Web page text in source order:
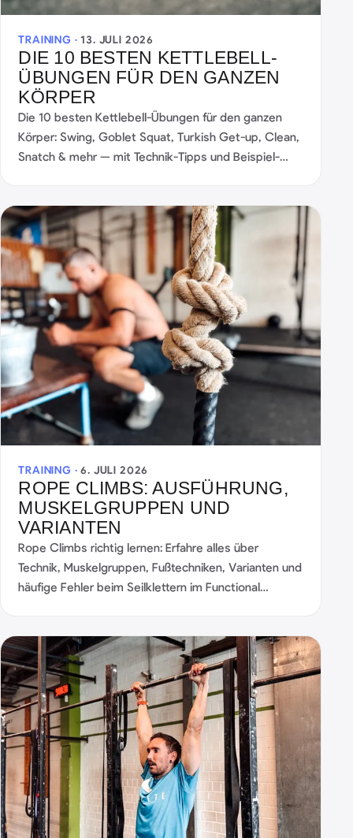
TRAINING ·13. JULI 2026
DIE 10 BESTEN KETTLEBELL-
ÜBUNGEN FÜR DEN GANZEN
KÖRPER
Die 10 besten Kettlebell-Übungen für den ganzen
Körper: Swing, Goblet Squat, Turkish Get-up, Clean,
Snatch & mehr — mit Technik-Tipps und Beispiel-
TRAINING ·6. JULI 2026
ROPE CLIMBS: AUSFÜHRUNG,
MUSKELGRUPPEN UND
VARIANTEN
Rope Climbs richtig lernen: Erfahre alles über
Technik, Muskelgruppen, Fußtechniken, Varianten und
häufige Fehler beim Seilklettern im Functional